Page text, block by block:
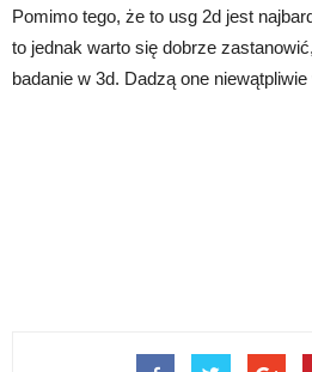
Pomimo tego, że to usg 2d jest
to jednak warto się dobrze
badanie w 3d. Dadzą one